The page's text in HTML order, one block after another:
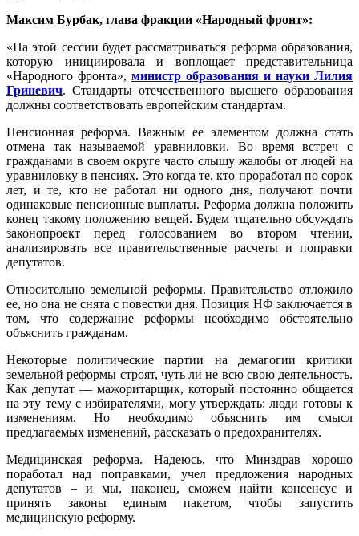
Максим Бурбак, глава фракции «Народный фронт»:
«На этой сессии будет рассматриваться реформа образования,
которую инициировала и воплощает представительница
«Народного фронта», министр образования и науки Лилия
Гриневич. Стандарты отечественного высшего образования
должны соответствовать европейским стандартам.
Пенсионная реформа. Важным ее элементом должна стать
отмена так называемой уравниловки. Во время встреч с
гражданами в своем округе часто слышу жалобы от людей на
уравниловку в пенсиях. Это когда те, кто проработал по сорок
лет, и те, кто не работал ни одного дня, получают почти
одинаковые пенсионные выплаты. Реформа должна положить
конец такому положению вещей. Будем тщательно обсуждать
законопроект перед голосованием во втором чтении,
анализировать все правительственные расчеты и поправки
депутатов.
Относительно земельной реформы. Правительство отложило
ее, но она не снята с повестки дня. Позиция НФ заключается в
том, что содержание реформы необходимо обстоятельно
объяснить гражданам.
Некоторые политические партии на демагогии критики
земельной реформы строят, чуть ли не всю свою деятельность.
Как депутат — мажоритарщик, который постоянно общается
на эту тему с избирателями, могу утверждать: люди готовы к
изменениям. Но необходимо объяснить им смысл
предлагаемых изменений, рассказать о предохранителях.
Медицинская реформа. Надеюсь, что Минздрав хорошо
поработал над поправками, учел предложения народных
депутатов – и мы, наконец, сможем найти консенсус и
принять законы единым пакетом, чтобы запустить
медицинскую реформу.